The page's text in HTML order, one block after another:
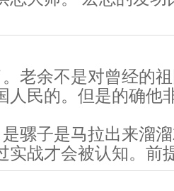
老余不是对曾经的
人民的。但是的确他
骡子是马拉出来溜
实战才会被认知。前